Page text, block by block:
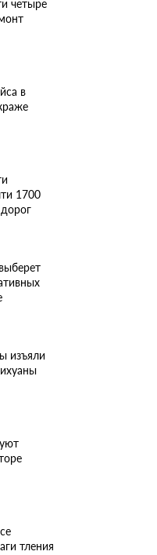
четыре
в
1700
изъяли
тления